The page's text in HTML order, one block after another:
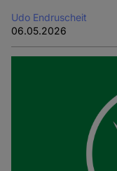
Udo Endruscheit
06.05.2026